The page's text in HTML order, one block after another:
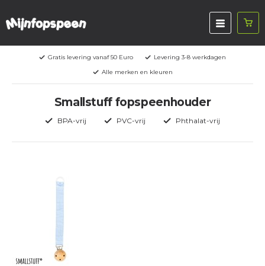
Gratis levering vanaf 50 Euro
Levering 3-8 werkdagen
Alle merken en kleuren
Smallstuff fopspeenhouder
BPA-vrij PVC-vrij Phthalat-vrij